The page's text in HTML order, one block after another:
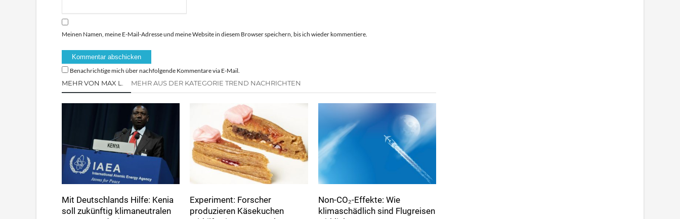
Meinen Namen, meine E-Mail-Adresse und meine Website in diesem Browser speichern, bis ich wieder kommentiere.
Benachrichtige mich über nachfolgende Kommentare via E-Mail.
MEHR VON MAX L. MEHR AUS DER KATEGORIE TREND NACHRICHTEN
Mit Deutschlands Hilfe: Kenia
soll zukünftig klimaneutralen
Experiment: Forscher
produzieren Käsekuchen
Non-CO₂-Effekte: Wie
klimaschädlich sind Flugreisen